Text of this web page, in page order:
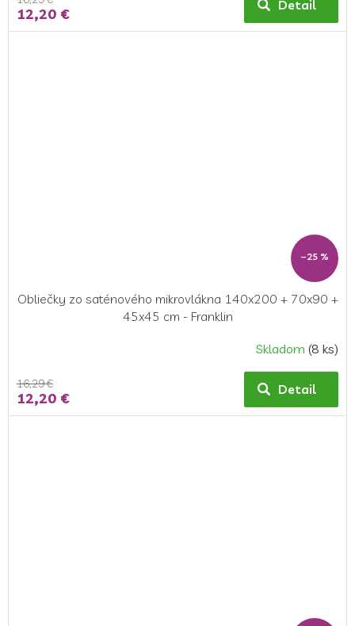
12,20 € Detail
–25 %
Obliečky zo saténového mikrovlákna 140x200 + 70x90 +
45x45 cm - Franklin
Skladom (8 ks)
16,29 €
12,20 € Detail